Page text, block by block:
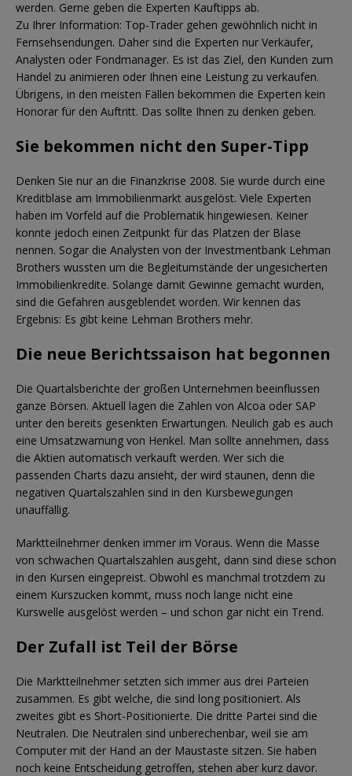
werden. Gerne geben die Experten Kauftipps ab.
Zu Ihrer Information: Top-Trader gehen gewöhnlich nicht in
Fernsehsendungen. Daher sind die Experten nur Verkäufer,
Analysten oder Fondmanager. Es ist das Ziel, den Kunden zum
Handel zu animieren oder Ihnen eine Leistung zu verkaufen.
Übrigens, in den meisten Fällen bekommen die Experten kein
Honorar für den Auftritt. Das sollte Ihnen zu denken geben.
Sie bekommen nicht den Super-Tipp
Denken Sie nur an die Finanzkrise 2008. Sie wurde durch eine
Kreditblase am Immobilienmarkt ausgelöst. Viele Experten
haben im Vorfeld auf die Problematik hingewiesen. Keiner
konnte jedoch einen Zeitpunkt für das Platzen der Blase
nennen. Sogar die Analysten von der Investmentbank Lehman
Brothers wussten um die Begleitumstände der ungesicherten
Immobilienkredite. Solange damit Gewinne gemacht wurden,
sind die Gefahren ausgeblendet worden. Wir kennen das
Ergebnis: Es gibt keine Lehman Brothers mehr.
Die neue Berichtssaison hat begonnen
Die Quartalsberichte der großen Unternehmen beeinflussen
ganze Börsen. Aktuell lagen die Zahlen von Alcoa oder SAP
unter den bereits gesenkten Erwartungen. Neulich gab es auch
eine Umsatzwarnung von Henkel. Man sollte annehmen, dass
die Aktien automatisch verkauft werden. Wer sich die
passenden Charts dazu ansieht, der wird staunen, denn die
negativen Quartalszahlen sind in den Kursbewegungen
unauffällig.
Marktteilnehmer denken immer im Voraus. Wenn die Masse
von schwachen Quartalszahlen ausgeht, dann sind diese schon
in den Kursen eingepreist. Obwohl es manchmal trotzdem zu
einem Kurszucken kommt, muss noch lange nicht eine
Kurswelle ausgelöst werden – und schon gar nicht ein Trend.
Der Zufall ist Teil der Börse
Die Marktteilnehmer setzten sich immer aus drei Parteien
zusammen. Es gibt welche, die sind long positioniert. Als
zweites gibt es Short-Positionierte. Die dritte Partei sind die
Neutralen. Die Neutralen sind unberechenbar, weil sie am
Computer mit der Hand an der Maustaste sitzen. Sie haben
noch keine Entscheidung getroffen, stehen aber kurz davor.